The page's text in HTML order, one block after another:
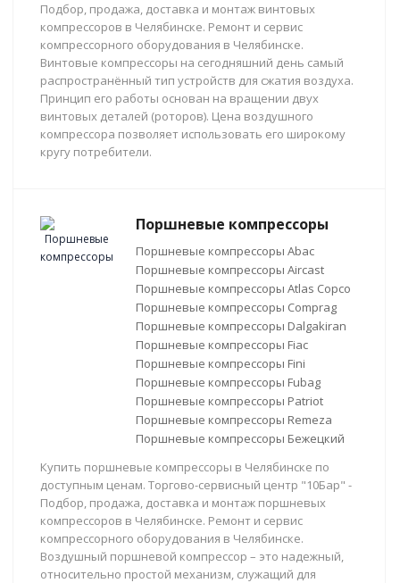
Подбор, продажа, доставка и монтаж винтовых
компрессоров в Челябинске. Ремонт и сервис
компрессорного оборудования в Челябинске.
Винтовые компрессоры на сегодняшний день самый
распространённый тип устройств для сжатия воздуха.
Принцип его работы основан на вращении двух
винтовых деталей (роторов). Цена воздушного
компрессора позволяет использовать его широкому
кругу потребители.
Поршневые компрессоры
Поршневые компрессоры Abac
Поршневые компрессоры Aircast
Поршневые компрессоры Atlas Copco
Поршневые компрессоры Comprag
Поршневые компрессоры Dalgakiran
Поршневые компрессоры Fiac
Поршневые компрессоры Fini
Поршневые компрессоры Fubag
Поршневые компрессоры Patriot
Поршневые компрессоры Remeza
Поршневые компрессоры Бежецкий
Купить поршневые компрессоры в Челябинске по
доступным ценам. Торгово-сервисный центр "10Бар" -
Подбор, продажа, доставка и монтаж поршневых
компрессоров в Челябинске. Ремонт и сервис
компрессорного оборудования в Челябинске.
Воздушный поршневой компрессор – это надежный,
относительно простой механизм, служащий для